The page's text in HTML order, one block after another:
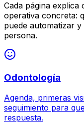
Cada página explica
operativa concreta:
puede automatizar
persona.
Odontología
Agenda, primeras
seguimiento para
respuesta.